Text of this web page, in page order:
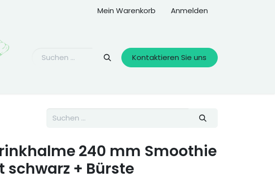
Mein Warenkorb Anmelden
Kontaktieren Sie uns
240 mm Smoothie
schwarz + Bürste